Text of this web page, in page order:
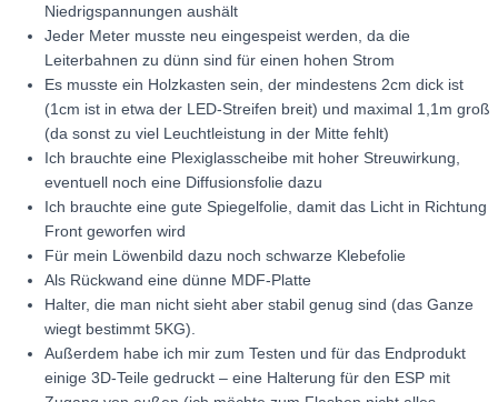
Niedrigspannungen aushält
Jeder Meter musste neu eingespeist werden, da die
Leiterbahnen zu dünn sind für einen hohen Strom
Es musste ein Holzkasten sein, der mindestens 2cm dick ist
(1cm ist in etwa der LED-Streifen breit) und maximal 1,1m groß
(da sonst zu viel Leuchtleistung in der Mitte fehlt)
Ich brauchte eine Plexiglasscheibe mit hoher Streuwirkung,
eventuell noch eine Diffusionsfolie dazu
Ich brauchte eine gute Spiegelfolie, damit das Licht in Richtung
Front geworfen wird
Für mein Löwenbild dazu noch schwarze Klebefolie
Als Rückwand eine dünne MDF-Platte
Halter, die man nicht sieht aber stabil genug sind (das Ganze
wiegt bestimmt 5KG).
Außerdem habe ich mir zum Testen und für das Endprodukt
einige 3D-Teile gedruckt – eine Halterung für den ESP mit